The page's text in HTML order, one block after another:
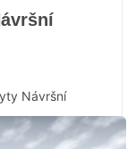
Návršní